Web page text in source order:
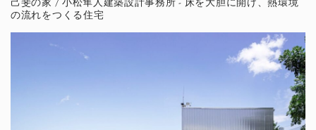
の流れをつくる住宅